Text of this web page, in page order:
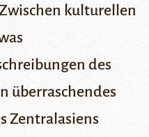
kulturellen
des
überraschendes
Zentralasiens